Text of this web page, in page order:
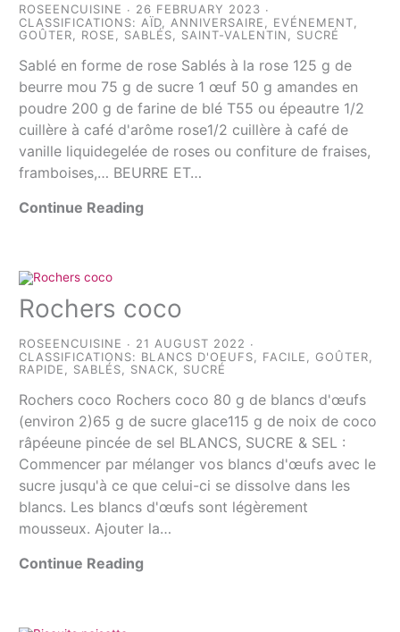
ROSEENCUISINE
26 FEBRUARY 2023
CLASSIFICATIONS: AÏD ANNIVERSAIRE EVÉNEMENT
GOÛTER
ROSE SABLÉS SAINT-VALENTIN SUCRÉ
Sablé en forme de rose Sablés à la rose 125 g de
beurre mou 75 g de sucre 1 œuf 50 g amandes en
poudre 200 g de farine de blé T55 ou épeautre 1/2
cuillère à café d'arôme rose1/2 cuillère à café de
vanille liquidegelée de roses ou confiture de fraises,
framboises,… BEURRE ET…
Continue Reading
Rochers coco
ROSEENCUISINE
21 AUGUST 2022
CLASSIFICATIONS: BLANCS D'OEUFS FACILE ,GOÛTER
RAPIDE
SABLÉS SNACK SUCRÉ
Rochers coco Rochers coco 80 g de blancs d'œufs
(environ 2)65 g de sucre glace115 g de noix de coco
râpéeune pincée de sel BLANCS, SUCRE & SEL :
Commencer par mélanger vos blancs d'œufs avec le
sucre jusqu'à ce que celui-ci se dissolve dans les
blancs. Les blancs d'œufs sont légèrement
mousseux. Ajouter la…
Continue Reading